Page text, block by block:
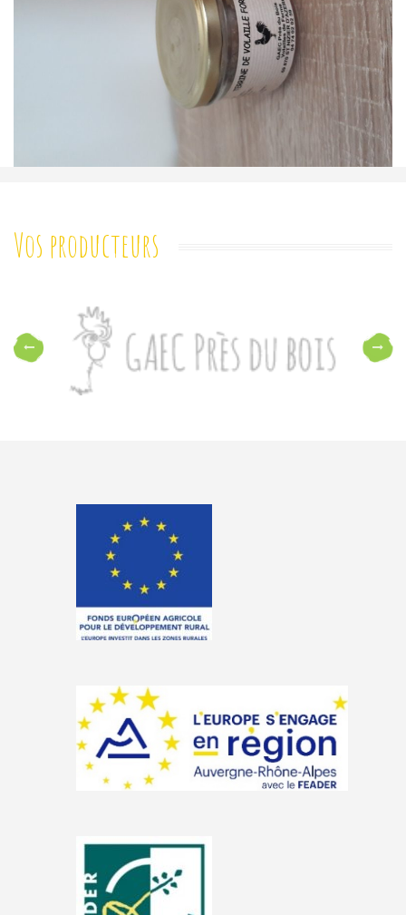
Vos producteurs